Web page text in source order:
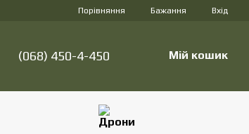
Порівняння Бажання Вхід
(068) 450-4-450 Мій кошик